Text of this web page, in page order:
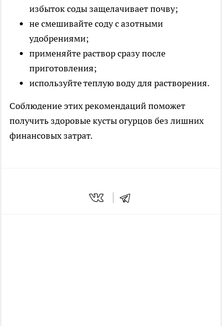
избыток соды защелачивает почву;
не смешивайте соду с азотными
удобрениями;
применяйте раствор сразу после
приготовления;
используйте теплую воду для растворения.
Соблюдение этих рекомендаций поможет
получить здоровые кусты огурцов без лишних
финансовых затрат.